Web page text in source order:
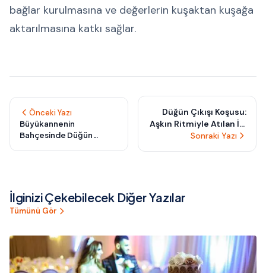
bağlar kurulmasına ve değerlerin kuşaktan kuşağa
aktarılmasına katkı sağlar.
Önceki Yazı
Büyükannenin
Bahçesinde Düğün
Sonraki Yazı
Düğün Çıkışı Koşusu:
Aşkın Ritmiyle Atılan İlk
Adım
İlginizi Çekebilecek Diğer Yazılar
Tümünü Gör